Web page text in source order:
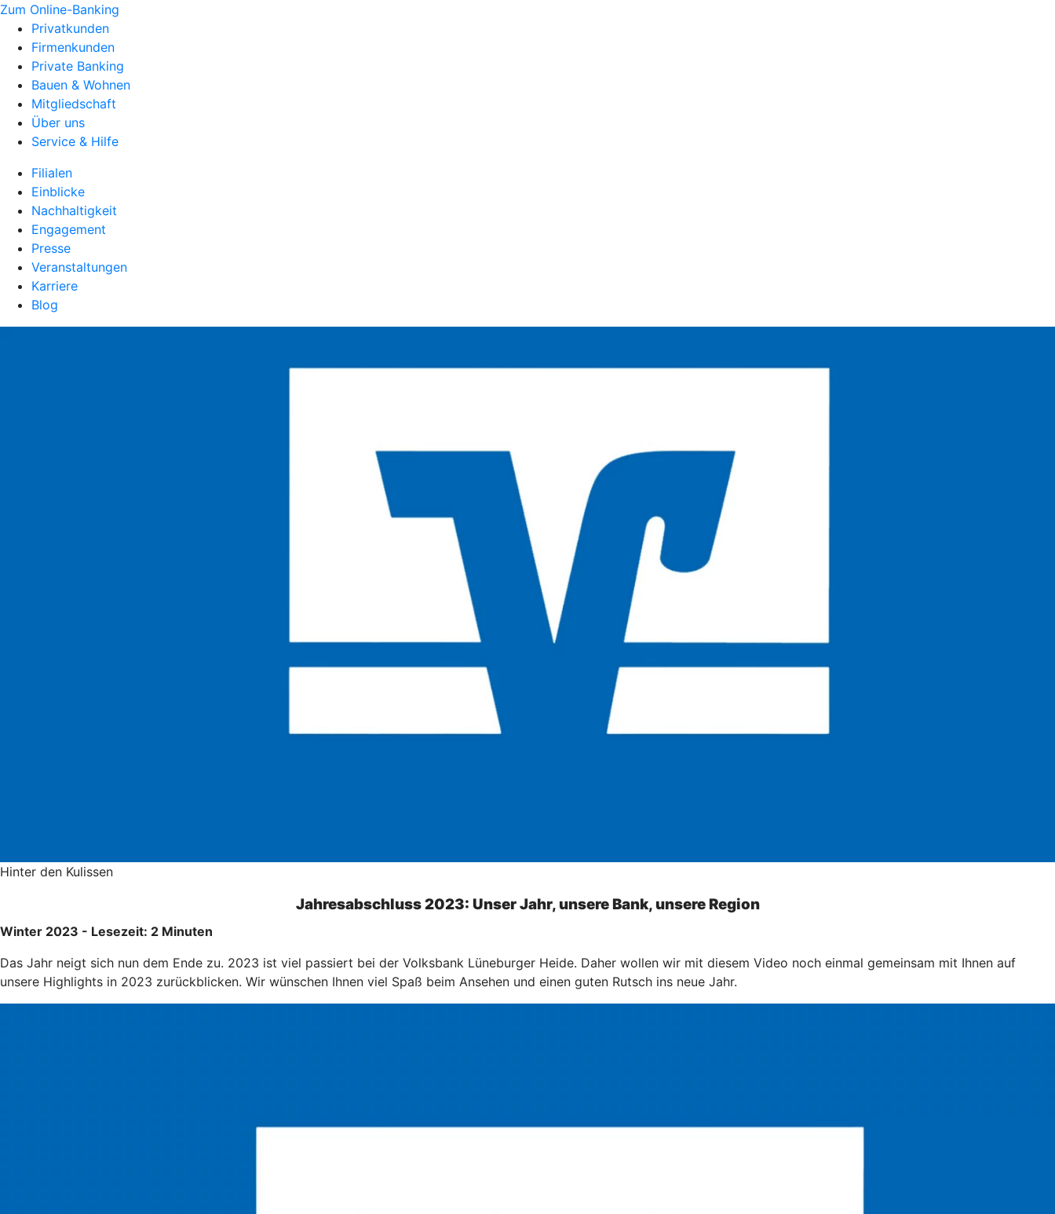
Zum Online-Banking
Privatkunden
Firmenkunden
Private Banking
Bauen & Wohnen
Mitgliedschaft
Über uns
Service & Hilfe
Filialen
Einblicke
Nachhaltigkeit
Engagement
Presse
Veranstaltungen
Karriere
Blog
Hinter den Kulissen
Jahresabschluss 2023: Unser Jahr, unsere Bank, unsere Region
Winter 2023 - Lesezeit: 2 Minuten
Das Jahr neigt sich nun dem Ende zu. 2023 ist viel passiert bei der Volksbank Lüneburger Heide. Daher wollen wir mit diesem Video noch einmal gemeinsam mit Ihnen auf
unsere Highlights in 2023 zurückblicken. Wir wünschen Ihnen viel Spaß beim Ansehen und einen guten Rutsch ins neue Jahr.